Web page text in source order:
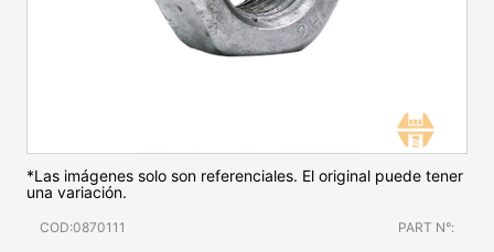
*Las imágenes solo son referenciales. El original puede tener
una variación.
COD:0870111 PART N°: